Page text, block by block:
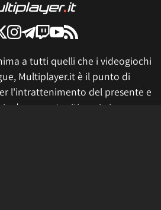
a tutti quelli che i videogiochi
Multiplayer.it è il punto di
l'intrattenimento del presente e
ad essere stupiti ogni giorno con